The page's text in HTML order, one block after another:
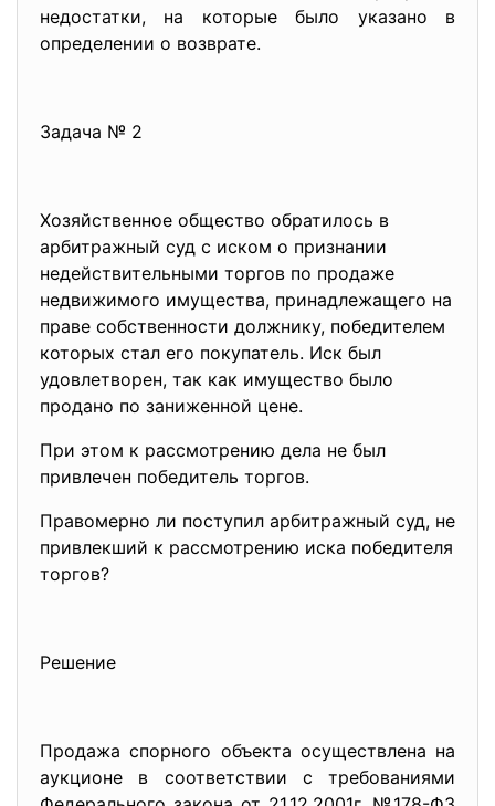
недостатки, на которые было указано в
определении о возврате.
Задача № 2
Хозяйственное общество обратилось в
арбитражный суд с иском о признании
недействительными торгов по продаже
недвижимого имущества, принадлежащего на
праве собственности должнику, победителем
которых стал его покупатель. Иск был
удовлетворен, так как имущество было
продано по заниженной цене.
При этом к рассмотрению дела не был
привлечен победитель торгов.
Правомерно ли поступил арбитражный суд, не
привлекший к рассмотрению иска победителя
торгов?
Решение
Продажа спорного объекта осуществлена на
аукционе в соответствии с требованиями